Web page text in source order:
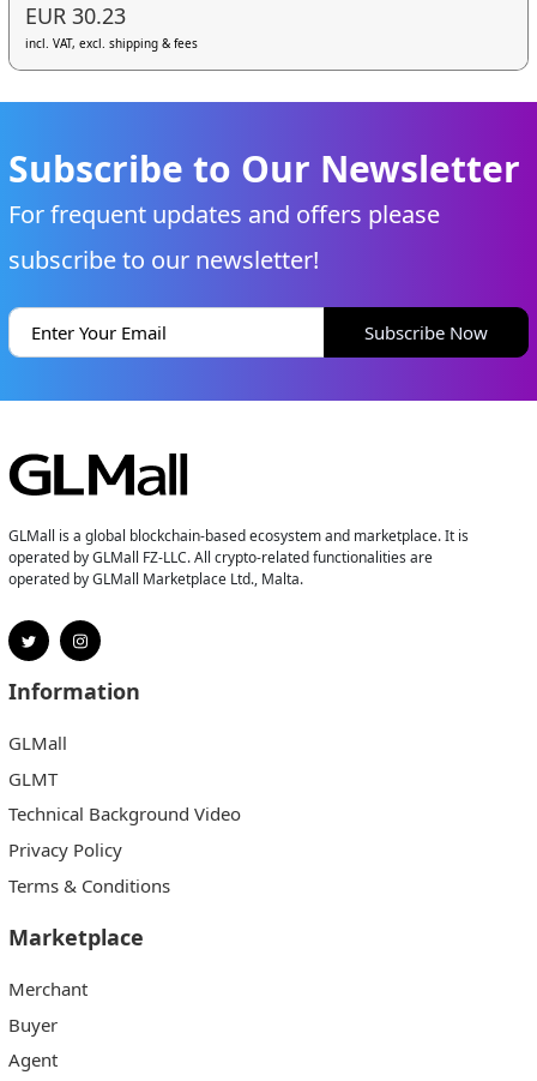
EUR 30.23
incl. VAT, excl. shipping & fees
Subscribe to Our Newsletter
For frequent updates and offers please
subscribe to our newsletter!
Subscribe Now
GLMall is a global blockchain-based ecosystem and marketplace. It is
operated by GLMall FZ-LLC. All crypto-related functionalities are
operated by GLMall Marketplace Ltd., Malta.
Information
GLMall
GLMT
Technical Background Video
Privacy Policy
Terms & Conditions
Marketplace
Merchant
Buyer
Agent